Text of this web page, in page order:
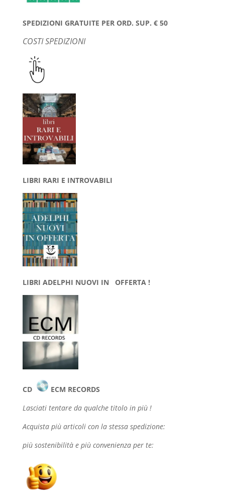
SPEDIZIONI GRATUITE PER ORD. SUP. € 50
COSTI SPEDIZIONI
LIBRI RARI E INTROVABILI
LIBRI ADELPHI NUOVI IN OFFERTA !
CD
ECM RECORDS
Lasciati tentare da qualche titolo in più !
Acquista più articoli con la stessa spedizione:
più sostenibilità e più convenienza per te: